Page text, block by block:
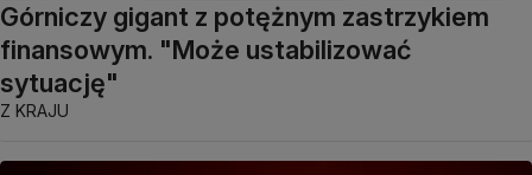
Górniczy gigant z potężnym zastrzykiem
finansowym. "Może ustabilizować
sytuację"
Z KRAJU